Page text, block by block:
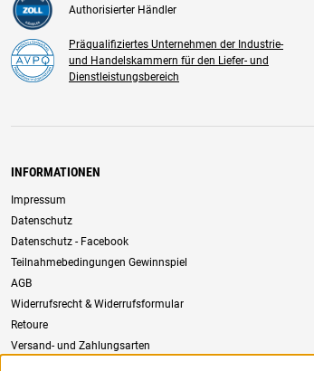
Authorisierter Händler
Präqualifiziertes Unternehmen der Industrie-
und Handelskammern für den Liefer- und
Dienstleistungsbereich
INFORMATIONEN
Impressum
Datenschutz
Datenschutz - Facebook
Teilnahmebedingungen Gewinnspiel
AGB
Widerrufsrecht & Widerrufsformular
Retoure
Versand- und Zahlungsarten